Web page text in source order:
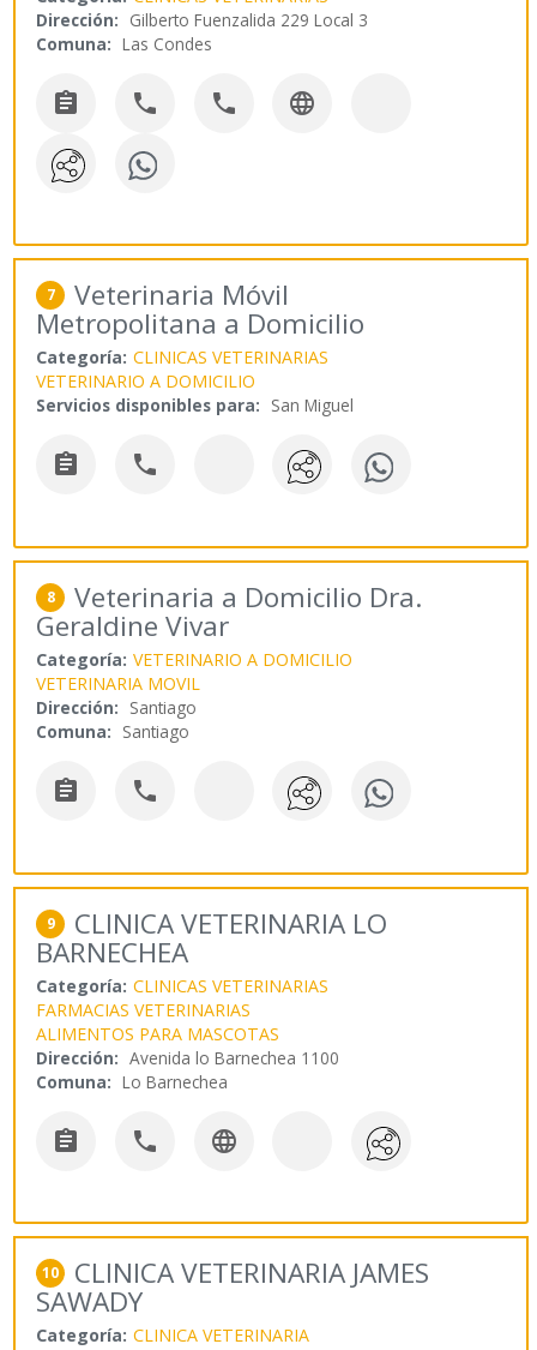
Dirección: Gilberto Fuenzalida 229 Local 3
Comuna: Las Condes
   
7 Veterinaria Móvil
Metropolitana a Domicilio
Categoría: CLINICAS VETERINARIAS
VETERINARIO A DOMICILIO
Servicios disponibles para: San Miguel
 
8 Veterinaria a Domicilio Dra.
Geraldine Vivar
Categoría: VETERINARIO A DOMICILIO
VETERINARIA MOVIL
Dirección: Santiago
Comuna: Santiago
 
9 CLINICA VETERINARIA LO
BARNECHEA
Categoría: CLINICAS VETERINARIAS
FARMACIAS VETERINARIAS
ALIMENTOS PARA MASCOTAS
Dirección: Avenida lo Barnechea 1100
Comuna: Lo Barnechea
  
10 CLINICA VETERINARIA JAMES
SAWADY
Categoría: CLINICA VETERINARIA